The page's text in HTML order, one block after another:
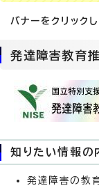
バナーをクリック
発達障害教育
知りたい情報の
発達障害の教